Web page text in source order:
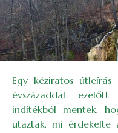
Egy kéziratos
évszázaddal
indítékból mentek,
utaztak, mi érdekelte